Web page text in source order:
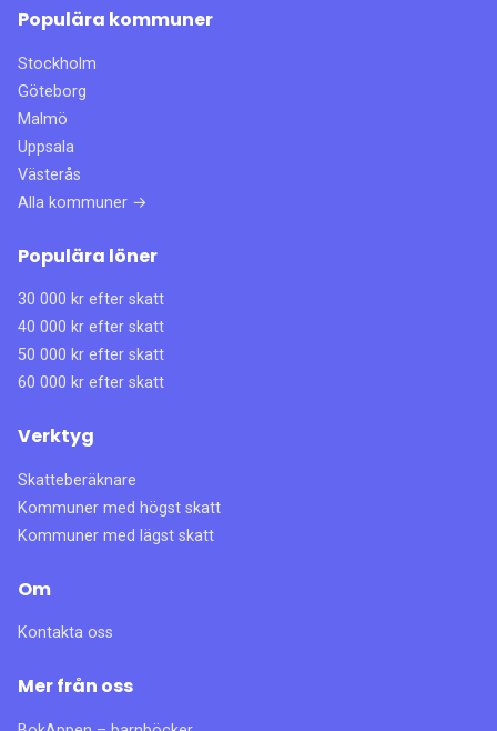
Populära kommuner
Stockholm
Göteborg
Malmö
Uppsala
Västerås
Alla kommuner →
Populära löner
30 000 kr efter skatt
40 000 kr efter skatt
50 000 kr efter skatt
60 000 kr efter skatt
Verktyg
Skatteberäknare
Kommuner med högst skatt
Kommuner med lägst skatt
Om
Kontakta oss
Mer från oss